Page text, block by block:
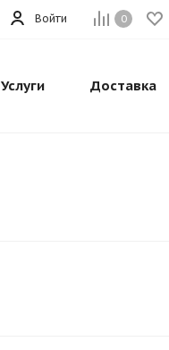
0
Войти
Услуги Доставка